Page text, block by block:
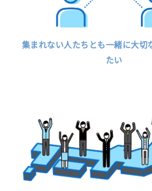
集まれない人たちとも一緒に大切
たい